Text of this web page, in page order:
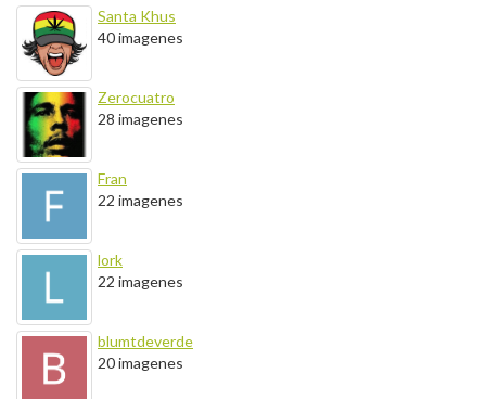
Santa Khus
40 imagenes
Zerocuatro
28 imagenes
Fran
22 imagenes
lork
22 imagenes
blumtdeverde
20 imagenes